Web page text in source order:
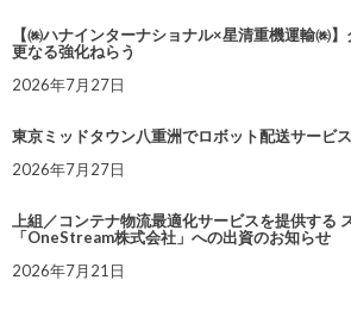
【㈱ハナインターナショナル×星清重機運輸㈱
更なる強化ねらう
2026年7月27日
東京ミッドタウン八重洲でロボット配送サービ
2026年7月27日
上組／コンテナ物流最適化サービスを提供する
「OneStream株式会社」への出資のお知らせ
2026年7月21日